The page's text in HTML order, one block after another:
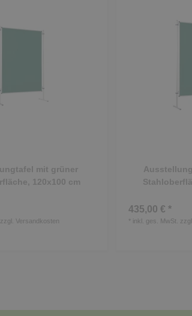
mit grüner
120x100 cm
zzgl. Versandkosten
435,00 € *
* inkl. ges. MwSt. zzgl.